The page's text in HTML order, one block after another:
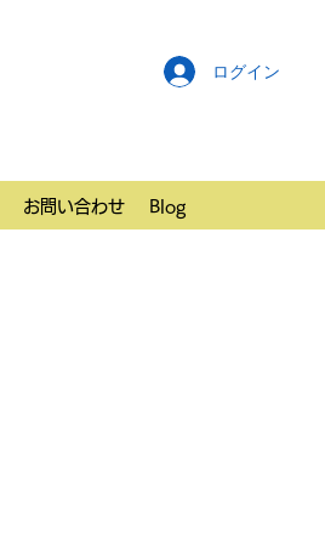
ログイン
お問い合わせ Blog